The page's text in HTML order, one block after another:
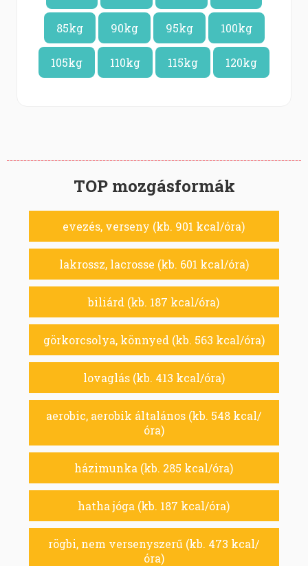
85kg 90kg 95kg 100kg
105kg 110kg 115kg 120kg
TOP mozgásformák
evezés, verseny (kb. 901 kcal/óra)
lakrossz, lacrosse (kb. 601 kcal/óra)
biliárd (kb. 187 kcal/óra)
görkorcsolya, könnyed (kb. 563 kcal/óra)
lovaglás (kb. 413 kcal/óra)
aerobic, aerobik általános (kb. 548 kcal/
óra)
házimunka (kb. 285 kcal/óra)
hatha jóga (kb. 187 kcal/óra)
rögbi, nem versenyszerű (kb. 473 kcal/
óra)